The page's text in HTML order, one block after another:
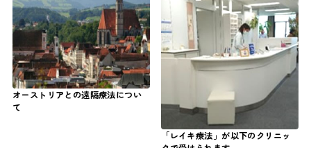
オーストリアとの遠隔療法につい
て
「レイキ療法」が以下のクリニッ